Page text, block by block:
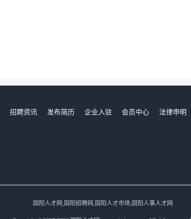
招聘资讯 发布简历 企业入驻 会员中心
法律申明
固阳人才网,固阳招聘网,固阳人才市场,固阳人事人才网